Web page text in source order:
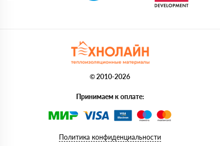
© 2010-2026
Принимаем к оплате:
Политика конфиденциальности